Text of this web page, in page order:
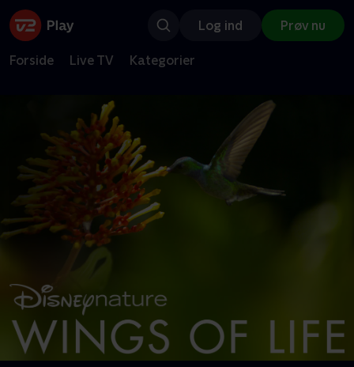
Log ind Prøv nu
Forside Live TV Kategorier